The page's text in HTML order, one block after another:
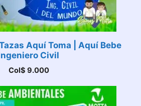
Aquí Toma | Aquí Bebe
Civil
Col$ 9.000